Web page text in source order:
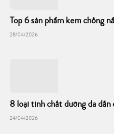
Top 6 sản phẩm kem chống
28/04/2026
8 loại tinh chất dưỡng da dẫn
24/04/2026